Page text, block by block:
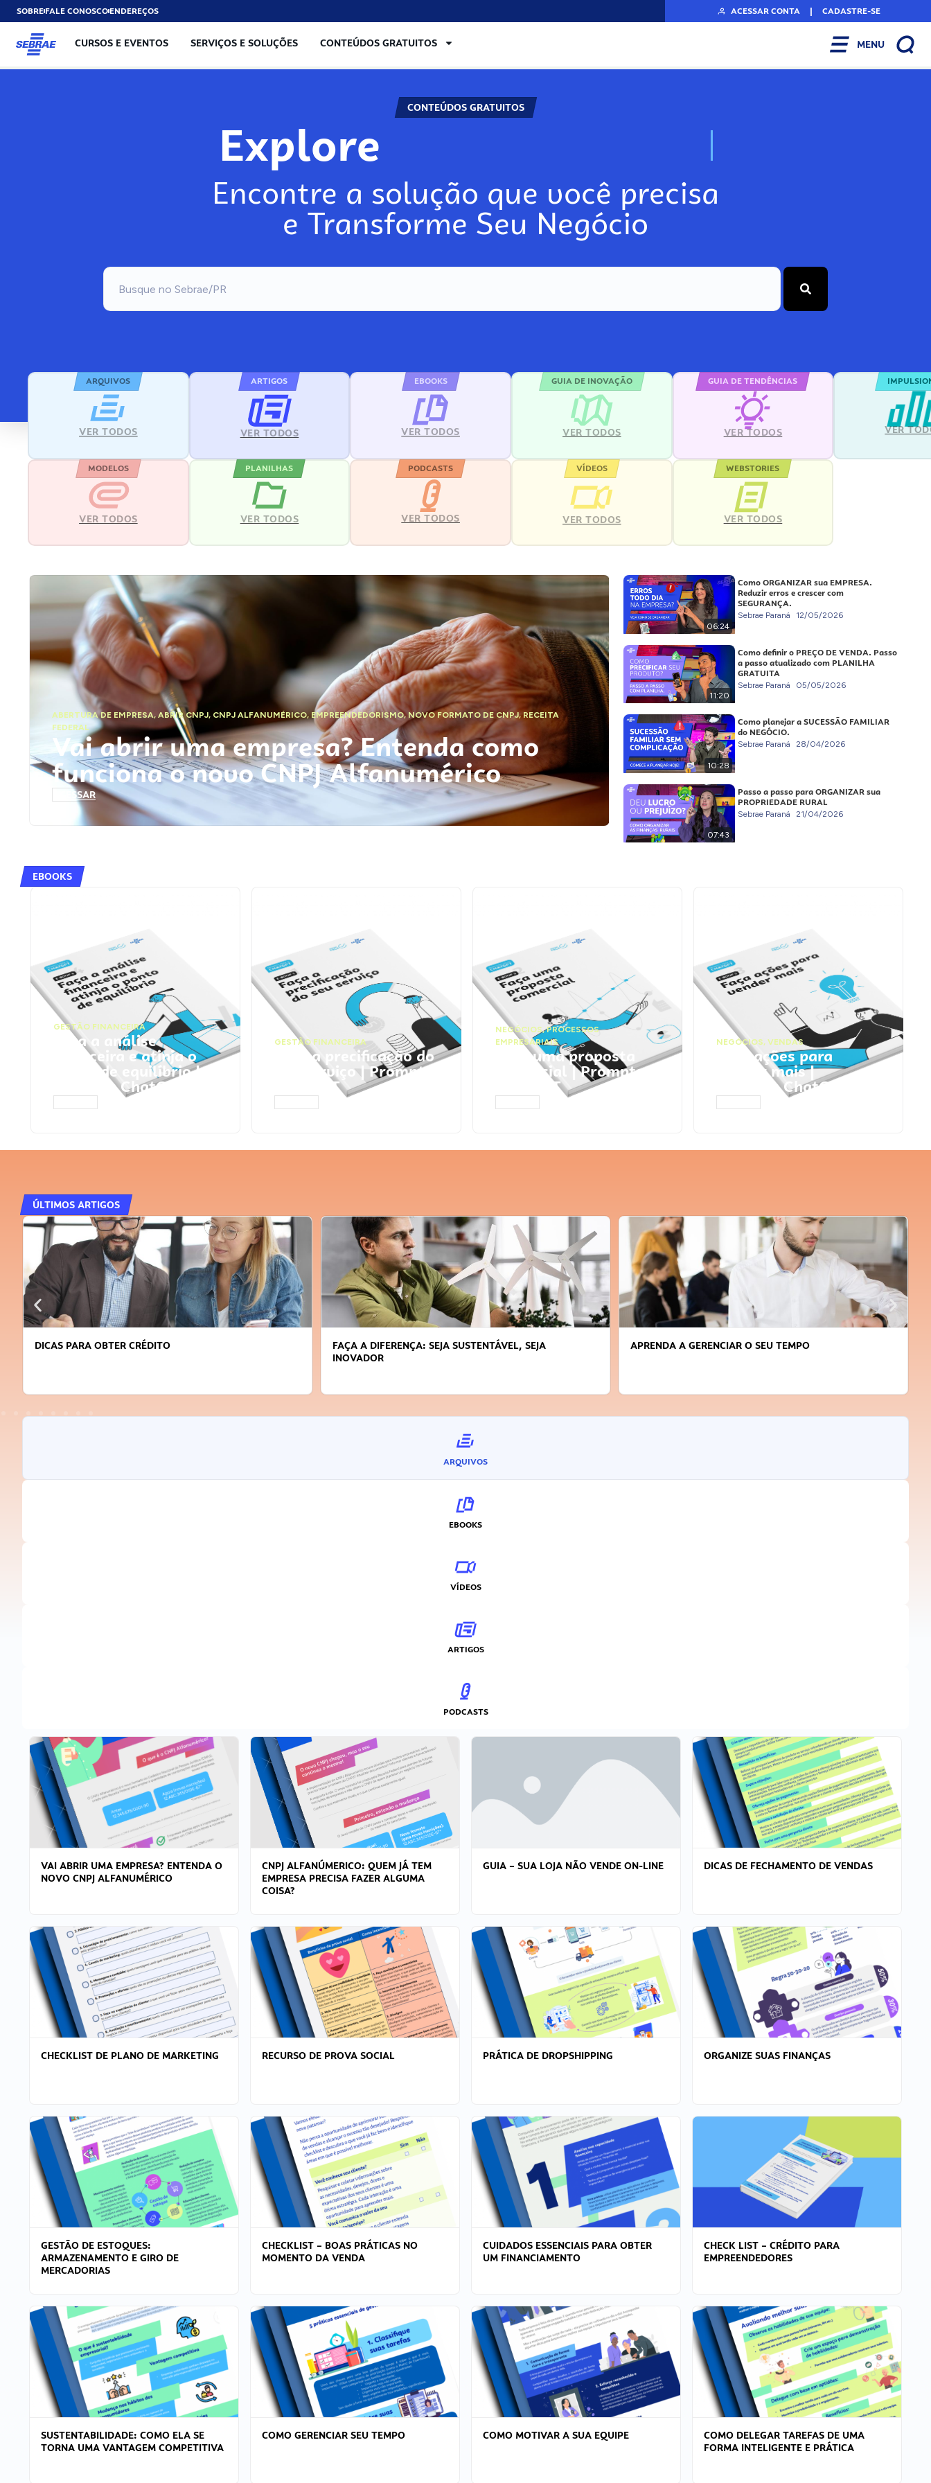
SOBREFALE CONOSCOENDEREÇOS ACESSAR CONTA | CADASTRE-SE
CURSOS E EVENTOS SERVIÇOS E SOLUÇÕES CONTEÚDOS GRATUITOS MENU
CONTEÚDOS GRATUITOS
Explore N
Encontre a solução que você precisa
e Transforme Seu Negócio
ARQUIVOS
VER TODOS
ARTIGOS
VER TODOS
EBOOKS
VER TODOS
GUIA DE INOVAÇÃO
VER TODOS
GUIA DE TENDÊNCIAS
VER TODOS VER
MODELOS
VER TODOS
PLANILHAS
VER TODOS
PODCASTS
VER TODOS
VÍDEOS
VER TODOS
WEBSTORIES
VER TODOS
ABERTURA DE EMPRESA,ABRIR CNPJ, CNPJ ALFANUMÉRICO, EMPREENDEDORISMO,NOVO FORMATO DE CNPJ,RECEITA
FEDERAL
Vai abrir uma empresa? Entenda como
funciona o novo CNPJ Alfanumérico
ACESSAR
06:24
Como ORGANIZAR sua EMPRESA.
Reduzir erros e crescer com
SEGURANÇA.
Sebrae Paraná 12/05/2026
11:20
Como definir o PREÇO DE VENDA. Passo
a passo atualizado com PLANILHA
GRATUITA
Sebrae Paraná 05/05/2026
10:28
Como planejar a SUCESSÃO FAMILIAR
do NEGÓCIO.
Sebrae Paraná 28/04/2026
07:43
Passo a passo para ORGANIZAR sua
PROPRIEDADE RURAL
Sebrae Paraná 21/04/2026
EBOOKS
GESTÃO FINANCEIRA
Faça a análise
financeira e atinja o
ponto de equilíbrio |
Prompts ChatGPT
GESTÃO FINANCEIRA
Faça a precificação do
seu serviço | Prompts
ChatGPT
NEGÓCIOS,PROCESSOS
EMPRESARIAIS
Faça uma proposta
comercial | Prompts
ChatGPT
NEGÓCIOS, VENDAS
Faça ações para
vender mais |
Prompts ChatGPT
ÚLTIMOS ARTIGOS
DICAS PARA OBTER CRÉDITO
FAÇA A DIFERENÇA: SEJA SUSTENTÁVEL, SEJA
INOVADOR
APRENDA A GERENCIAR O SEU TEMPO
ARQUIVOS
EBOOKS
VÍDEOS
ARTIGOS
PODCASTS
VAI ABRIR UMA EMPRESA? ENTENDA O
NOVO CNPJ ALFANUMÉRICO
CNPJ ALFANÚMERICO: QUEM JÁ TEM
EMPRESA PRECISA FAZER ALGUMA
COISA?
GUIA – SUA LOJA NÃO VENDE ON-LINE DICAS DE FECHAMENTO DE VENDAS
CHECKLIST DE PLANO DE MARKETING RECURSO DE PROVA SOCIAL PRÁTICA DE DROPSHIPPING ORGANIZE SUAS FINANÇAS
GESTÃO DE ESTOQUES:
ARMAZENAMENTO E GIRO DE
MERCADORIAS
CHECKLIST – BOAS PRÁTICAS NO
MOMENTO DA VENDA
CUIDADOS ESSENCIAIS PARA OBTER
UM FINANCIAMENTO
CHECK LIST – CRÉDITO PARA
EMPREENDEDORES
SUSTENTABILIDADE: COMO ELA SE
TORNA UMA VANTAGEM COMPETITIVA
COMO GERENCIAR SEU TEMPO COMO MOTIVAR A SUA EQUIPE
COMO DELEGAR TAREFAS DE UMA
FORMA INTELIGENTE E PRÁTICA